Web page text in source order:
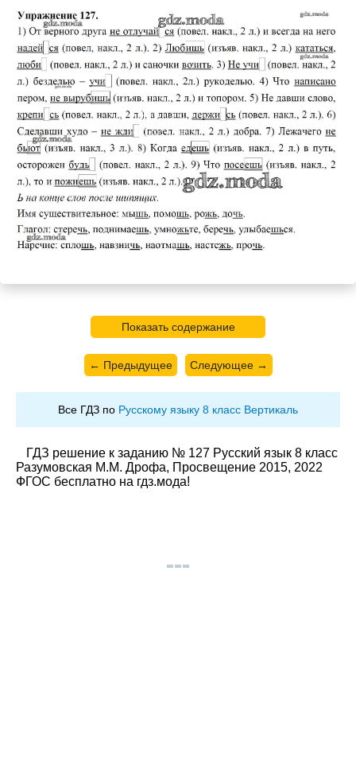
Показать содержание
← Предыдущее Следующее →
Все ГДЗ по Русскому языку 8 класс Вертикаль
ГДЗ решение к заданию № 127 Русский язык 8 класс
Разумовская М.М. Дрофа, Просвещение 2015, 2022
ФГОС бесплатно на гдз.мода!